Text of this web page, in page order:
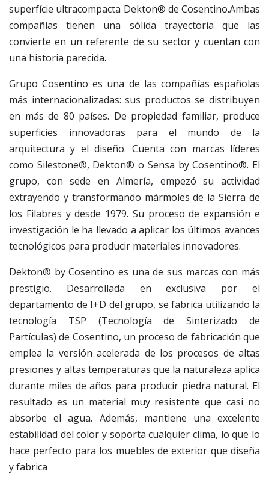
superfície ultracompacta Dekton® de Cosentino.Ambas
compañías tienen una sólida trayectoria que las
convierte en un referente de su sector y cuentan con
una historia parecida.
Grupo Cosentino es una de las compañías españolas
más internacionalizadas: sus productos se distribuyen
en más de 80 países. De propiedad familiar, produce
superficies innovadoras para el mundo de la
arquitectura y el diseño. Cuenta con marcas líderes
como Silestone®, Dekton® o Sensa by Cosentino®. El
grupo, con sede en Almería, empezó su actividad
extrayendo y transformando mármoles de la Sierra de
los Filabres y desde 1979. Su proceso de expansión e
investigación le ha llevado a aplicar los últimos avances
tecnológicos para producir materiales innovadores.
Dekton® by Cosentino es una de sus marcas con más
prestigio. Desarrollada en exclusiva por el
departamento de I+D del grupo, se fabrica utilizando la
tecnología TSP (Tecnología de Sinterizado de
Partículas) de Cosentino, un proceso de fabricación que
emplea la versión acelerada de los procesos de altas
presiones y altas temperaturas que la naturaleza aplica
durante miles de años para producir piedra natural. El
resultado es un material muy resistente que casi no
absorbe el agua. Además, mantiene una excelente
estabilidad del color y soporta cualquier clima, lo que lo
hace perfecto para los muebles de exterior que diseña
y fabrica